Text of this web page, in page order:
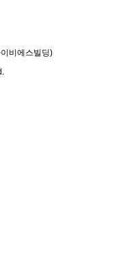
비에스빌딩)